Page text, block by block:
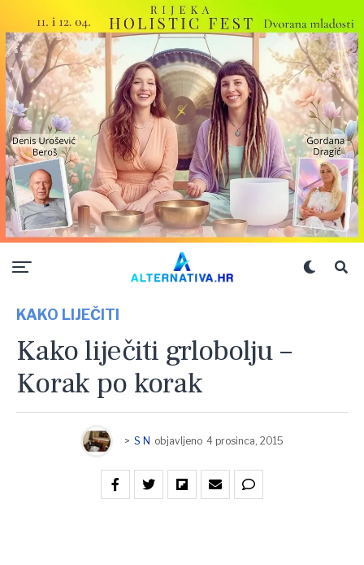
KAKO LIJEČITI
Kako liječiti grlobolju –
Korak po korak
> S N objavljeno 4 prosinca, 2015